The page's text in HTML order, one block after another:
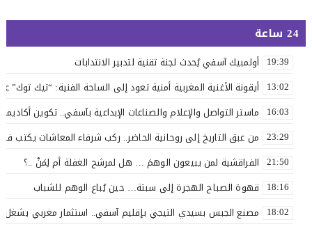
24 ساعة
19:39 أولمبيك آسفي يُحدث لجنة تقنية لتدبير الانتدابات
13:02 أيقونة الأغنية المغربية أمنية تعود إلى الساحة الفنية: “تيك توك”
16:03 ماستر التواصل والإعلام والصناعات الإبداعية بآسفي.. تكوين
23:29 من عبق التاريخ إلى روحانية الحاضر.. ركب شرفاء المعاشات يكتب
21:50 الفراقشية لمن يبيعون الوهمَ … هل لمرشح الغفلة أم لِمَنْ ..؟
18:16 قهوة الصباح الهجرة إلى سبتة… حين يُباع الوهم للشباب
18:02
مصنع الجبس بسيدي التيجي بإقليم آسفي.. استثمار مغربي يشغل 110 عاملاً